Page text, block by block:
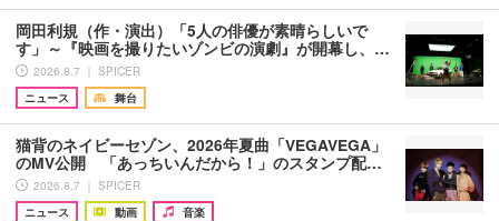
岡田利規（作・演出）「5人の俳優が素晴らしいで
す」～『映画を撮りたいゾンビの演劇』が開幕し、…
2026.8.7 ｜ SPICER
ニュース
舞台
猫背のネイビーセゾン、2026年夏曲「VEGAVEGA」
のMV公開 「あっちいんだから！」のスタンプ配…
2026.8.7 ｜ SPICER
ニュース
動画 音楽